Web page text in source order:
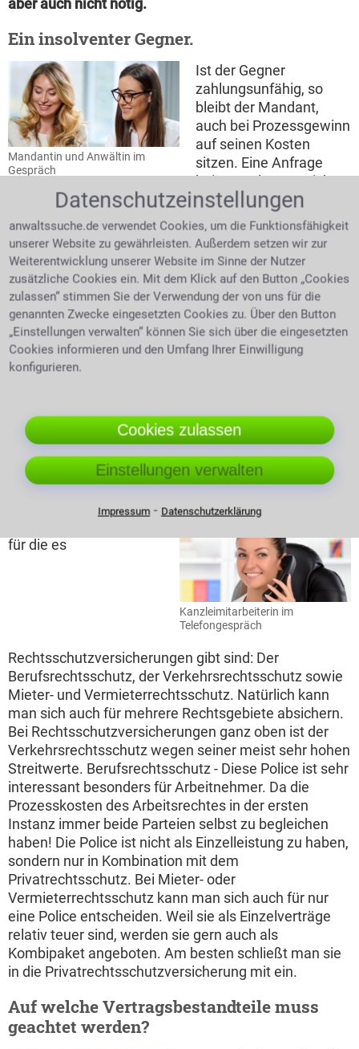
aber auch nicht nötig.
Ein insolventer Gegner.
Mandantin und Anwältin im
Gespräch
Ist der Gegner
zahlungsunfähig, so
bleibt der Mandant,
auch bei Prozessgewinn
auf seinen Kosten
sitzen. Eine Anfrage
beim Insolvenzgericht
kann schnell Klärung
bringen. Hat man nun in Erfahrung gebracht, dass
eine Insolvenz läuft, so reicht man seine eigenen
Forderungen beim zuständigen Insolvenzverwalter
ein.Kostenfaktor Unter Umständen ist es besser,
geringe Streitwerte nicht durchzufechten.
Entscheidend ist auch, ob der Streit die Kosten und
den Aufwand wert ist.Das Rechtsschutzinteresse
fehltRechtsschutzbedürfnis wird definiert als das
berechtigte rechtsschutzwürdige Interesse einer
werden, ebenso wenn das Gericht mutwillig oder aus
unlauterer Absicht in Anspruch genommen wird.
Die verschiedenen Bereiche einer
Kanzleimitarbeiterin im
Telefongespräch
für die es
Rechtsschutzversicherungen gibt sind: Der
Berufsrechtsschutz, der Verkehrsrechtsschutz sowie
Mieter- und Vermieterrechtsschutz. Natürlich kann
man sich auch für mehrere Rechtsgebiete absichern.
Bei Rechtsschutzversicherungen ganz oben ist der
Verkehrsrechtsschutz wegen seiner meist sehr hohen
Streitwerte. Berufsrechtsschutz - Diese Police ist sehr
interessant besonders für Arbeitnehmer. Da die
Prozesskosten des Arbeitsrechtes in der ersten
Instanz immer beide Parteien selbst zu begleichen
haben! Die Police ist nicht als Einzelleistung zu haben,
sondern nur in Kombination mit dem
Privatrechtsschutz. Bei Mieter- oder
Vermieterrechtsschutz kann man sich auch für nur
eine Police entscheiden. Weil sie als Einzelverträge
relativ teuer sind, werden sie gern auch als
Kombipaket angeboten. Am besten schließt man sie
in die Privatrechtsschutzversicherung mit ein.
Auf welche Vertragsbestandteile muss
geachtet werden?
Datenschutzeinstellungen
anwaltssuche.de verwendet Cookies, um die Funktionsfähigkeit
unserer Website zu gewährleisten. Außerdem setzen wir zur
Weiterentwicklung unserer Website im Sinne der Nutzer
zusätzliche Cookies ein. Mit dem Klick auf den Button „Cookies
zulassen“ stimmen Sie der Verwendung der von uns für die
genannten Zwecke eingesetzten Cookies zu. Über den Button
„Einstellungen verwalten“ können Sie sich über die eingesetzten
Cookies informieren und den Umfang Ihrer Einwilligung
konfigurieren.
Cookies zulassen
Einstellungen verwalten
Impressum⁃ Datenschutzerklärung